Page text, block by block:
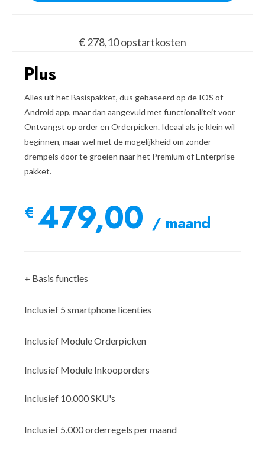
€ 278,10 opstartkosten
Plus
Alles uit het Basispakket, dus gebaseerd op de IOS of
Android app, maar dan aangevuld met functionaliteit voor
Ontvangst op order en Orderpicken. Ideaal als je klein wil
beginnen, maar wel met de mogelijkheid om zonder
drempels door te groeien naar het Premium of Enterprise
pakket.
€ 479,00 / maand
+ Basis functies
Inclusief 5 smartphone licenties
Inclusief Module Orderpicken
Inclusief Module Inkooporders
Inclusief 10.000 SKU's
Inclusief 5.000 orderregels per maand